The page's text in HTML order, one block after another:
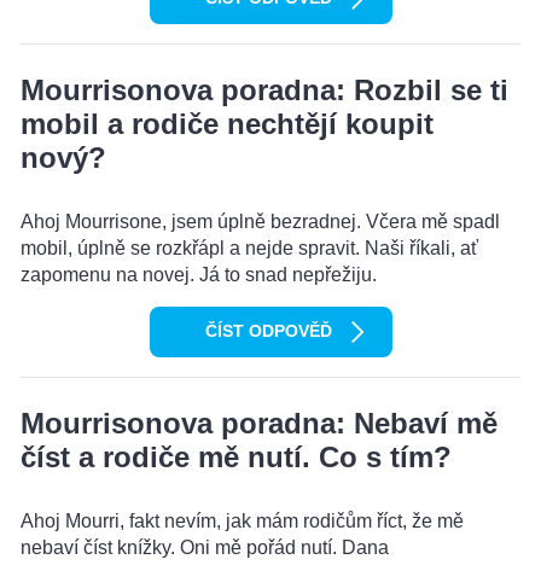
Mourrisonova poradna: Rozbil se ti
mobil a rodiče nechtějí koupit
nový?
Ahoj Mourrisone, jsem úplně bezradnej. Včera mě spadl
mobil, úplně se rozkřápl a nejde spravit. Naši říkali, ať
zapomenu na novej. Já to snad nepřežiju.
ČÍST ODPOVĚĎ
Mourrisonova poradna: Nebaví mě
číst a rodiče mě nutí. Co s tím?
Ahoj Mourri, fakt nevím, jak mám rodičům říct, že mě
nebaví číst knížky. Oni mě pořád nutí. Dana